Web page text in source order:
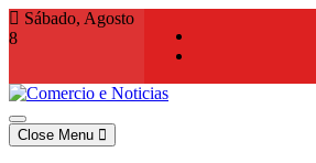
Skip
to
Sábado, Agosto
8
Comercio e Noticias
Notícias e Publicidade Online
Close Menu